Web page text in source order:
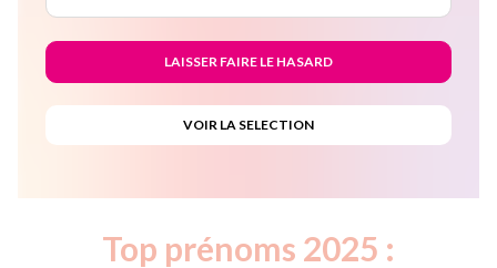
Top prénoms 2025 :